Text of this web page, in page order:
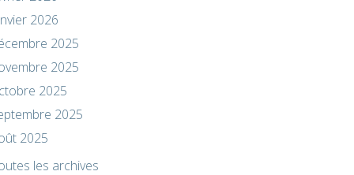
2026
2025
2025
2025
2025
2025
les archives